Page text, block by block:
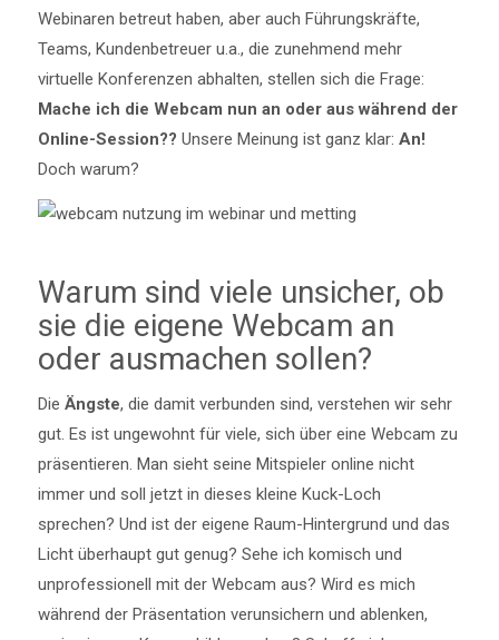
Webinaren betreut haben, aber auch Führungskräfte,
Teams, Kundenbetreuer u.a., die zunehmend mehr
virtuelle Konferenzen abhalten, stellen sich die Frage:
Mache ich die Webcam nun an oder aus während der
Online-Session?? Unsere Meinung ist ganz klar: An!
Doch warum?
Warum sind viele unsicher, ob
sie die eigene Webcam an
oder ausmachen sollen?
Die Ängste, die damit verbunden sind, verstehen wir sehr
gut. Es ist ungewohnt für viele, sich über eine Webcam zu
präsentieren. Man sieht seine Mitspieler online nicht
immer und soll jetzt in dieses kleine Kuck-Loch
sprechen? Und ist der eigene Raum-Hintergrund und das
Licht überhaupt gut genug? Sehe ich komisch und
unprofessionell mit der Webcam aus? Wird es mich
während der Präsentation verunsichern und ablenken,